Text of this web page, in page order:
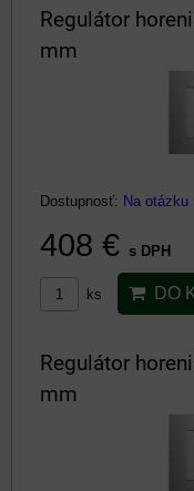
Regulátor
mm
Dostupnosť: Na otázku
408 € s DPH
ks DO
Regulátor
mm